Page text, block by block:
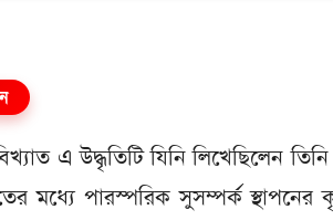
এ উদ্ধৃতিটি যিনি লিখেছিলেন তিনি
মধ্যে পারস্পরিক সুসম্পর্ক স্থাপনের